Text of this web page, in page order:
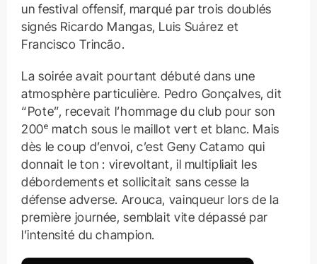
un festival offensif, marqué par trois doublés
signés Ricardo Mangas, Luis Suárez et
Francisco Trincão.
La soirée avait pourtant débuté dans une
atmosphère particulière. Pedro Gonçalves, dit
“Pote”, recevait l’hommage du club pour son
200ᵉ match sous le maillot vert et blanc. Mais
dès le coup d’envoi, c’est Geny Catamo qui
donnait le ton : virevoltant, il multipliait les
débordements et sollicitait sans cesse la
défense adverse. Arouca, vainqueur lors de la
première journée, semblait vite dépassé par
l’intensité du champion.